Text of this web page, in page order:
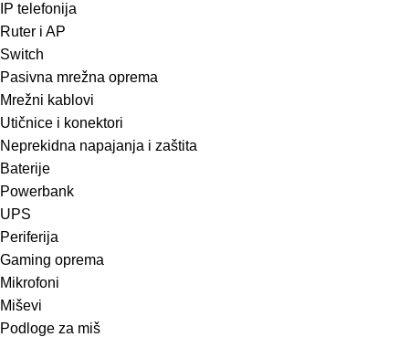
IP telefonija
Ruter i AP
Switch
Pasivna mrežna oprema
Mrežni kablovi
Utičnice i konektori
Neprekidna napajanja i zaštita
Baterije
Powerbank
UPS
Periferija
Gaming oprema
Mikrofoni
Miševi
Podloge za miš